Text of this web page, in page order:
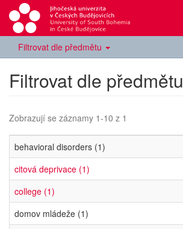
Filtrovat dle předmětu
Filtrovat dle předmětu
Zobrazují se záznamy 1-10 z 1
behavioral disorders (1)
citová deprivace (1)
college (1)
domov mládeže (1)